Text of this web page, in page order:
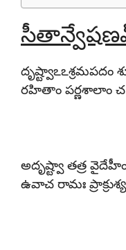
దృష్ట్వాఽఽశ్రమపదం
రహితాం పర్ణశాలాం చ
అదృష్ట్వా తత్ర వైదేహీం
ఉవాచ రామః